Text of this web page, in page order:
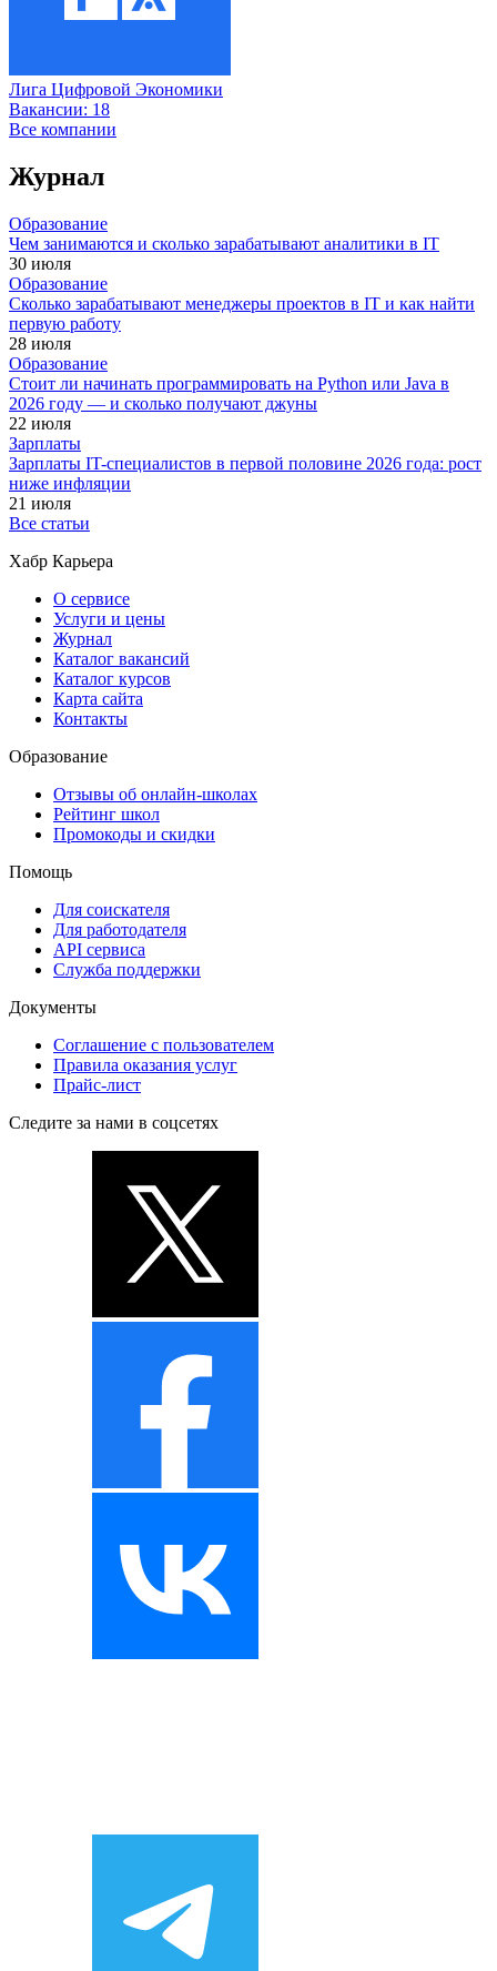
Лига Цифровой Экономики
Вакансии: 18
Все компании
Журнал
Образование
Чем занимаются и сколько зарабатывают аналитики в IT
30 июля
Образование
Сколько зарабатывают менеджеры проектов в IT и как найти
первую работу
28 июля
Образование
Стоит ли начинать программировать на Python или Java в
2026 году — и сколько получают джуны
22 июля
Зарплаты
Зарплаты IT-специалистов в первой половине 2026 года: рост
ниже инфляции
21 июля
Все статьи
Хабр Карьера
О сервисе
Услуги и цены
Журнал
Каталог вакансий
Каталог курсов
Карта сайта
Контакты
Образование
Отзывы об онлайн-школах
Рейтинг школ
Промокоды и скидки
Помощь
Для соискателя
Для работодателя
API сервиса
Служба поддержки
Документы
Соглашение с пользователем
Правила оказания услуг
Прайс-лист
Следите за нами в соцсетях